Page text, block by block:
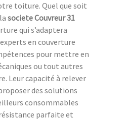
toiture. Quel que soit
societe Couvreur 31
qui s’adaptera
en couverture
pour mettre en
ou tout autres
Leur capacité à relever
des solutions
consommables
parfaite et